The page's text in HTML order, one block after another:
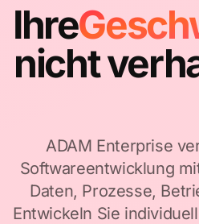
Ihre
nicht
ADAM Enterprise
Softwareentwicklung
Daten, Prozesse,
Entwickeln Sie